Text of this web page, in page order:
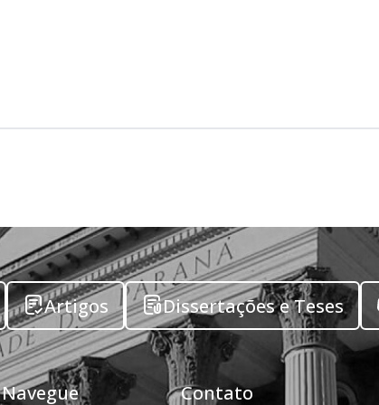
Artigos Dissertações e Teses
Navegue Contato